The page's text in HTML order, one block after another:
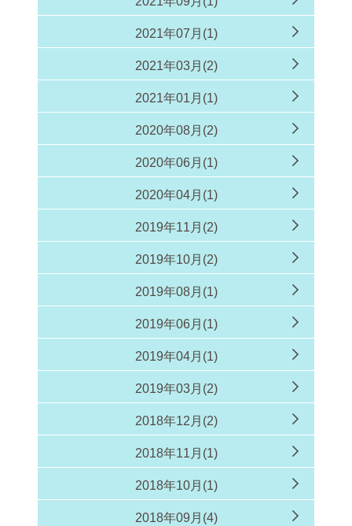
2021年07月(1)
2021年03月(2)
2021年01月(1)
2020年08月(2)
2020年06月(1)
2020年04月(1)
2019年11月(2)
2019年10月(2)
2019年08月(1)
2019年06月(1)
2019年04月(1)
2019年03月(2)
2018年12月(2)
2018年11月(1)
2018年10月(1)
2018年09月(4)